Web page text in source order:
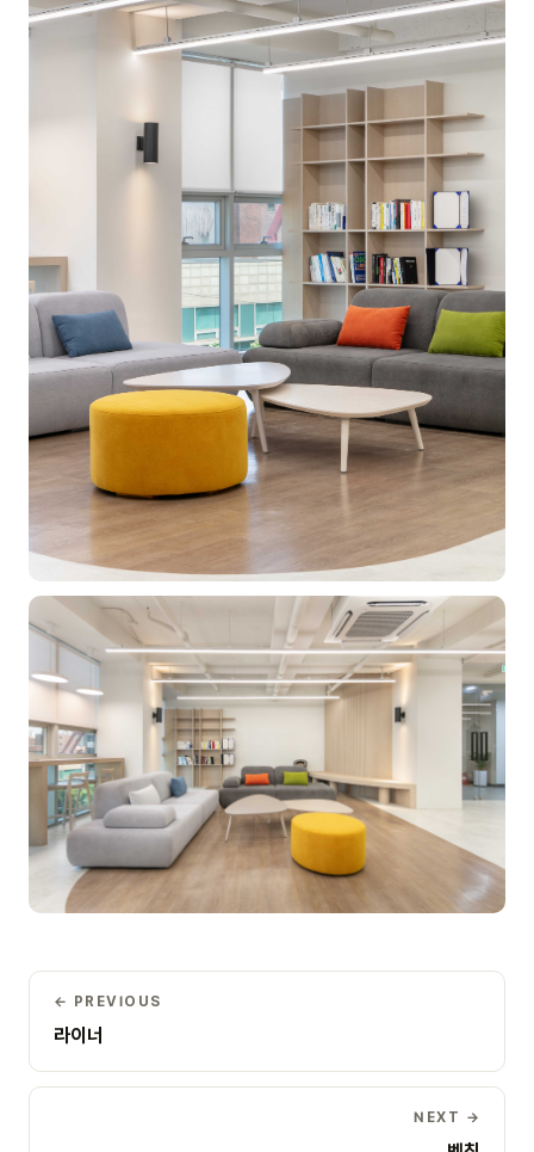
← PREVIOUS
라이너
NEXT →